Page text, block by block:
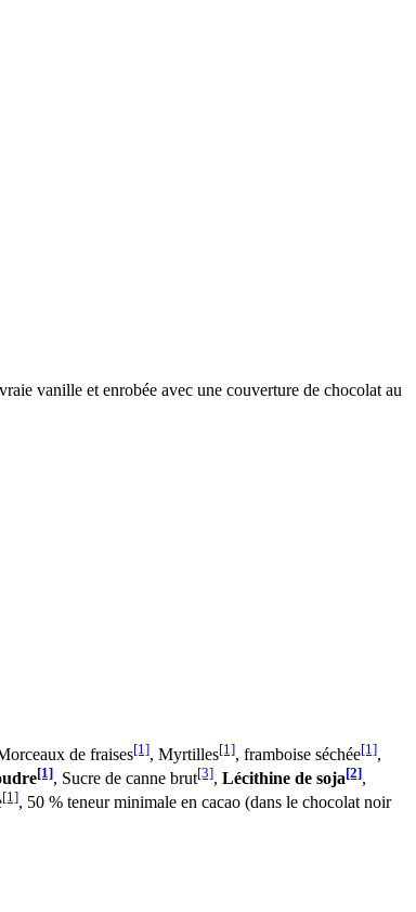
vanille et enrobée avec une couverture de chocolat au
de fraises[1], Myrtilles[1], framboise séchée[1],
[1], Sucre de canne brut[3], Lécithine de soja[2],
[1], 50 % teneur minimale en cacao (dans le chocolat noir